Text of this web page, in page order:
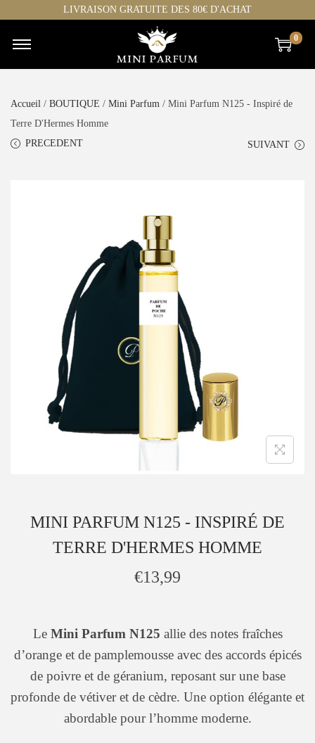
LIVRAISON GRATUITE DES 80€ D'ACHAT
0
Accueil / BOUTIQUE / Mini Parfum / Mini Parfum N125 - Inspiré de
Terre D'Hermes Homme
PRECEDENT
SUIVANT
MINI PARFUM N125 - INSPIRÉ DE
TERRE D'HERMES HOMME
€13,99
Le Mini Parfum N125 allie des notes fraîches
d’orange et de pamplemousse avec des accords épicés
de poivre et de géranium, reposant sur une base
profonde de vétiver et de cèdre. Une option élégante et
abordable pour l’homme moderne.